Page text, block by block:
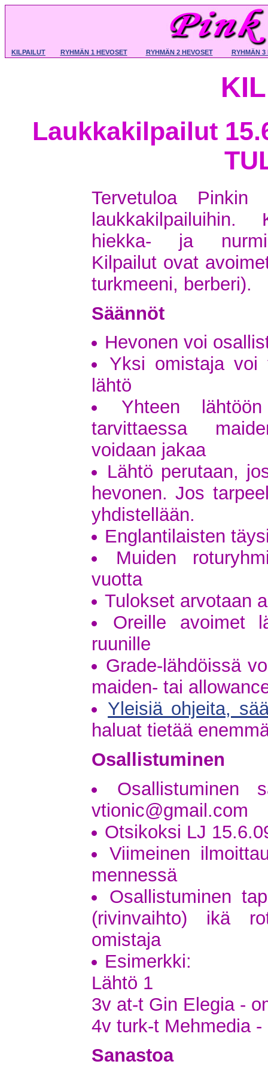
KILPAILUT RYHMÄN 1 HEVOSET RYHMÄN 2 HEVOSET RYHMÄN 3
Laukkakilpailut
Tervetuloa
hiekka- ja
Kilpailut ovat
turkmeeni, berberi).
Säännöt
Hevonen voi
Yksi omistaja
lähtö
Yhteen
tarvittaessa
voidaan jakaa
Lähtö perutaan,
hevonen. Jos
yhdistellään.
Englantilaisten
Muiden
vuotta
Tulokset arvotaan
Oreille avoimet
ruunille
Grade-lähdöissä
maiden- tai
Yleisiä ohjeita,
haluat tietää
Osallistuminen
Osallistuminen
vtionic@gmail.com
Otsikoksi LJ
Viimeinen
mennessä
Osallistuminen
(rivinvaihto) ikä
omistaja
Esimerkki:
Lähtö 1
3v at-t Gin Elegia -
4v turk-t Mehmedia -
Sanastoa